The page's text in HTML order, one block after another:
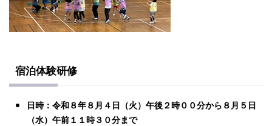
宿泊体験研修
日時：令和８年８月４日（火）午後２時００分から８月５日
（水）午前１１時３０分まで